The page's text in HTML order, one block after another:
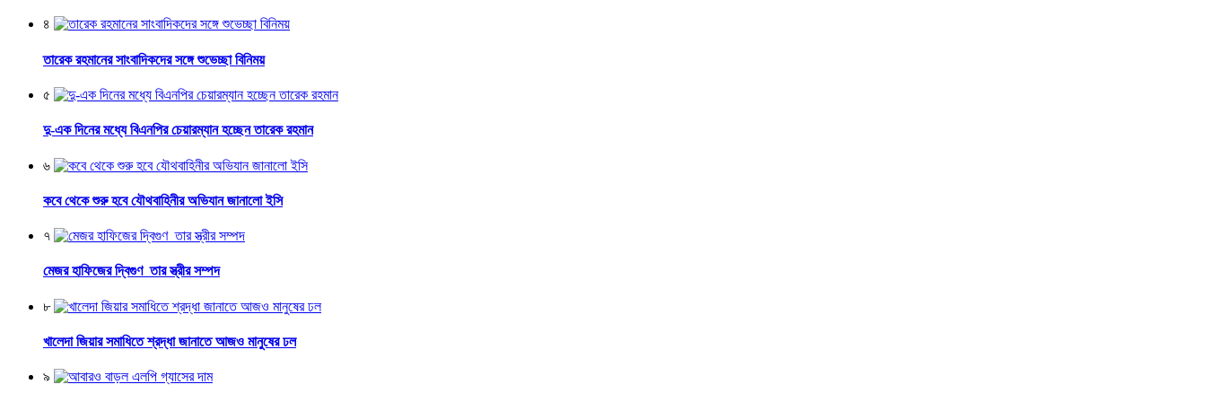
৪
তারেক রহমানের সাংবাদিকদের সঙ্গে শুভেচ্ছা বিনিময়
৫
দু-এক দিনের মধ্যে বিএনপির চেয়ারম্যান হচ্ছেন তারেক রহমান
৬
কবে থেকে শুরু হবে যৌথবাহিনীর অভিযান জানালো ইসি
৭
মেজর হাফিজের দ্বিগুণ তার স্ত্রীর সম্পদ
৮
খালেদা জিয়ার সমাধিতে শ্রদ্ধা জানাতে আজও মানুষের ঢল
৯